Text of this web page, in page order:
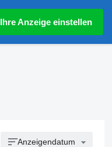
Ihre Anzeige einstellen
Anzeigendatum